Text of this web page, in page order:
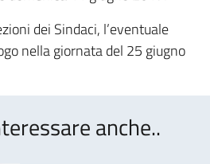
dei Sindaci, l’eventuale
nella giornata del 25 giugno
anche..